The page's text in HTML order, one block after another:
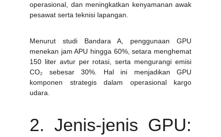
operasional, dan meningkatkan kenyamanan awak
pesawat serta teknisi lapangan.
Menurut studi Bandara A, penggunaan GPU
menekan jam APU hingga 60%, setara menghemat
150 liter avtur per rotasi, serta mengurangi emisi
CO₂ sebesar 30%. Hal ini menjadikan GPU
komponen strategis dalam operasional kargo
udara.
2. Jenis‑jenis GPU: